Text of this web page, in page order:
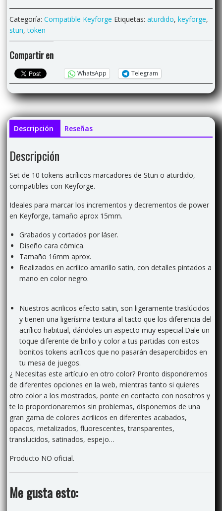
compatible
Keyforge
Categoría: Compatible Keyforge Etiquetas: aturdido, keyforge,
stun,token
Compartir en
WhatsApp Telegram
Descripción Reseñas
Descripción
Set de 10 tokens acrílicos marcadores de Stun o aturdido,
compatibles con Keyforge.
Ideales para marcar los incrementos y decrementos de power
en Keyforge, tamaño aprox 15mm.
Grabados y cortados por láser.
Diseño cara cómica.
Tamaño 16mm aprox.
Realizados en acrílico amarillo satin, con detalles pintados a
mano en color negro.
Nuestros acrilicos efecto satin, son ligeramente traslúcidos
y tienen una ligerísima textura al tacto que los diferencia del
acrílico habitual, dándoles un aspecto muy especial.Dale un
toque diferente de brillo y color a tus partidas con estos
bonitos tokens acrílicos que no pasarán desapercibidos en
tu mesa de juegos.
¿ Necesitas este artículo en otro color? Pronto dispondremos
de diferentes opciones en la web, mientras tanto si quieres
otro color a los mostrados, ponte en contacto con nosotros y
te lo proporcionaremos sin problemas, disponemos de una
gran gama de colores acrilicos en diferentes acabados,
opacos, metalizados, fluorescentes, transparentes,
translucidos, satinados, espejo…
Producto NO oficial.
Me gusta esto: